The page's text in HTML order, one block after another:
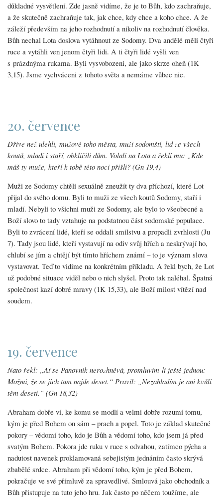
důkladné vysvětlení. Zde jasně vidíme, že je to Bůh, kdo zachraňuje,
a že skutečně zachraňuje tak, jak chce, kdy chce a koho chce. A že
záleží především na jeho rozhodnutí a nikoliv na rozhodnutí člověka.
Bůh nechal Lota doslova vytáhnout ze Sodomy. Dva andělé měli čtyři
ruce a vytáhli ven jenom čtyři lidi. A ti čtyři lidé vyšli ven
s prázdnýma rukama. Byli vysvobozeni, ale jako skrze oheň (1K
3,15). Jsme vychváceni z tohoto světa a nemáme vůbec nic.
20. července
Dříve než ulehli, mužové toho města, muži sodomští, lid ze všech
koutů, mladí i staří, obklíčili dům. Volali na Lota a řekli mu: „Kde
máš ty muže, kteří k tobě této noci přišli? (Gn 19,4)
Muži ze Sodomy chtěli sexuálně zneužít ty dva příchozí, které Lot
přijal do svého domu. Byli to muži ze všech koutů Sodomy, staří i
mladí. Nebyli to všichni muži ze Sodomy, ale bylo to všeobecné a
Boží slovo to tady vztahuje na podstatnou část sodomské populace.
Byli to zvrácení lidé, kteří se oddali smilstvu a propadli zvrhlosti (Ju
7). Tady jsou lidé, kteří vystavují na odiv svůj hřích a neskrývají ho,
chlubí se jím a chtějí být tímto hříchem známí – to je význam slova
vystavovat. Teď to vidíme na konkrétním příkladu. A řekl bych, že Lot
už podobné situace viděl nebo o nich slyšel. Proto tak naléhal. Špatná
společnost kazí dobré mravy (1K 15,33), ale Boží milost vítězí nad
soudem.
19. července
Nato řekl: „Ať se Panovník nerozhněvá, promluvím-li ještě jednou:
Možná, že se jich tam najde deset.“ Pravil: „Nezahladím je ani kvůli
těm deseti.“ (Gn 18,32)
Abraham dobře ví, ke komu se modlí a velmi dobře rozumí tomu,
kým je před Bohem on sám – prach a popel. Toto je základ skutečné
pokory – vědomí toho, kdo je Bůh a vědomí toho, kdo jsem já před
svatým Bohem. Pokora jde ruku v ruce s odvahou, zatímco pýcha a
nadutost navenek proklamovaná sebejistým jednáním často skrývá
zbabělé srdce. Abraham při vědomí toho, kým je před Bohem,
pokračuje ve své přímluvě za spravedlivé. Smlouvá jako obchodník a
Bůh přistupuje na tuto jeho hru. Jak často po něčem toužíme, ale